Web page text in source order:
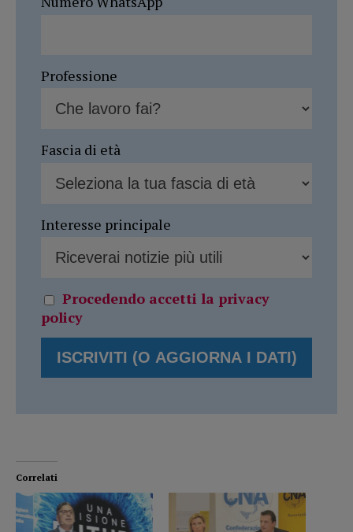
Professione
Fascia di età
Interesse principale
Procedendo accetti la privacy
policy
Correlati